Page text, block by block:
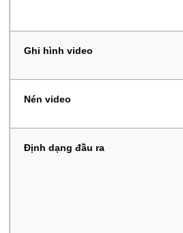
Ghi hình video
Nén video
Định dạng đầu ra